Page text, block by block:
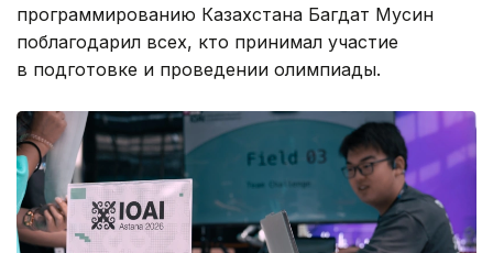
программированию Казахстана Багдат Мусин
поблагодарил всех, кто принимал участие
в подготовке и проведении олимпиады.